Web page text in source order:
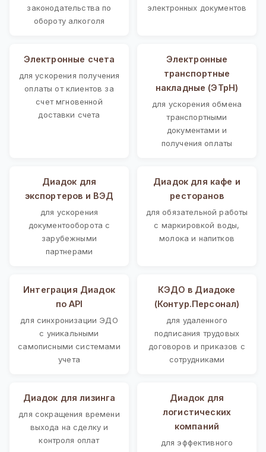
законодательства по
обороту алкоголя
электронных документов
Электронные счета
для ускорения получения
оплаты от клиентов за
счет мгновенной
доставки счета
Электронные
транспортные
накладные (ЭТрН)
для ускорения обмена
транспортными
документами и
получения оплаты
Диадок для
экспортеров и ВЭД
для ускорения
документооборота с
зарубежными
партнерами
Диадок для кафе и
ресторанов
для обязательной работы
с маркировкой воды,
молока и напитков
Интеграция Диадок
по API
для синхронизации ЭДО
с уникальными
самописными системами
учета
КЭДО в Диадоке
(Контур.Персонал)
для удаленного
подписания трудовых
договоров и приказов с
сотрудниками
Диадок для лизинга
для сокращения времени
выхода на сделку и
контроля оплат
Диадок для
логистических
компаний
для эффективного